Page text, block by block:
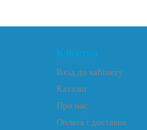
Клієнтам
Вхід до кабінету
Каталог
Про нас
Оплата і доставка